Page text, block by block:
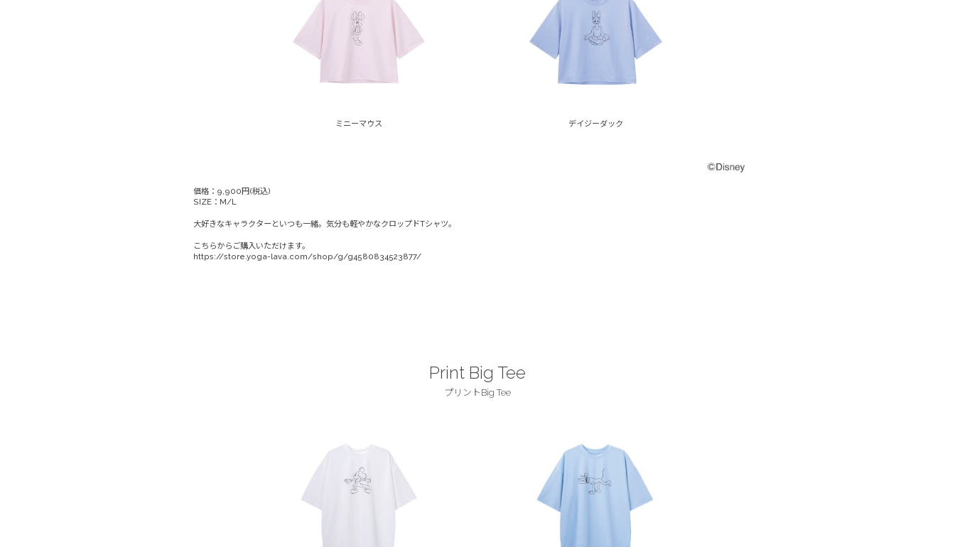
ミニーマウス デイジーダック
価格：9,900円(税込)
SIZE：M/L
大好きなキャラクターといつも一緒。気分も軽やかなクロップドTシャツ。
こちらからご購入いただけます。
https://store.yoga-lava.com/shop/g/g4580834523877/
Print Big Tee
プリントBig Tee